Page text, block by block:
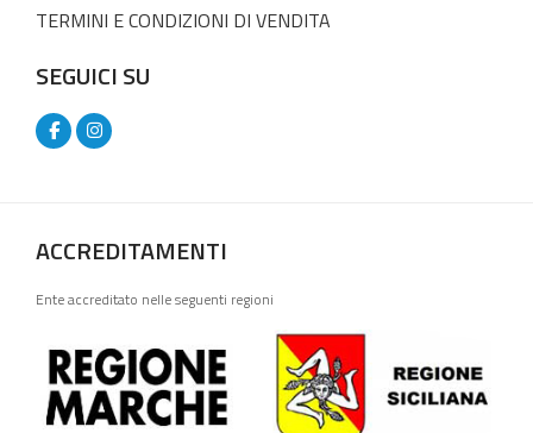
TERMINI E CONDIZIONI DI VENDITA
SEGUICI SU
ACCREDITAMENTI
Ente accreditato nelle seguenti regioni